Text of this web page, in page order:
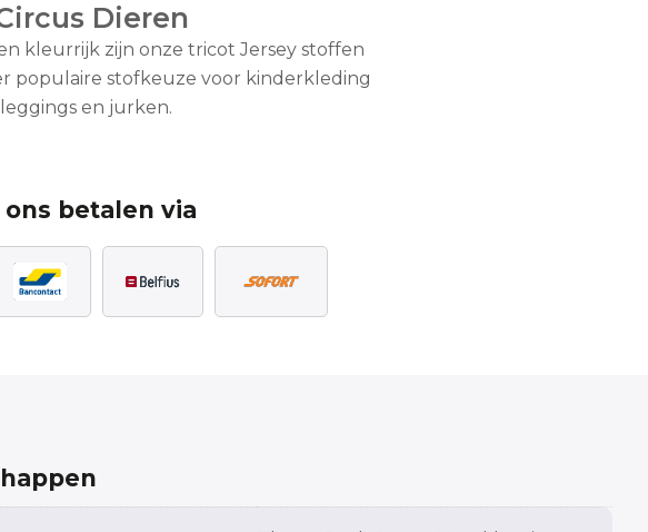
Dieren
kleurrijk zijn onze tricot Jersey stoffen
populaire stofkeuze voor kinderkleding
leggings en jurken.
betalen via